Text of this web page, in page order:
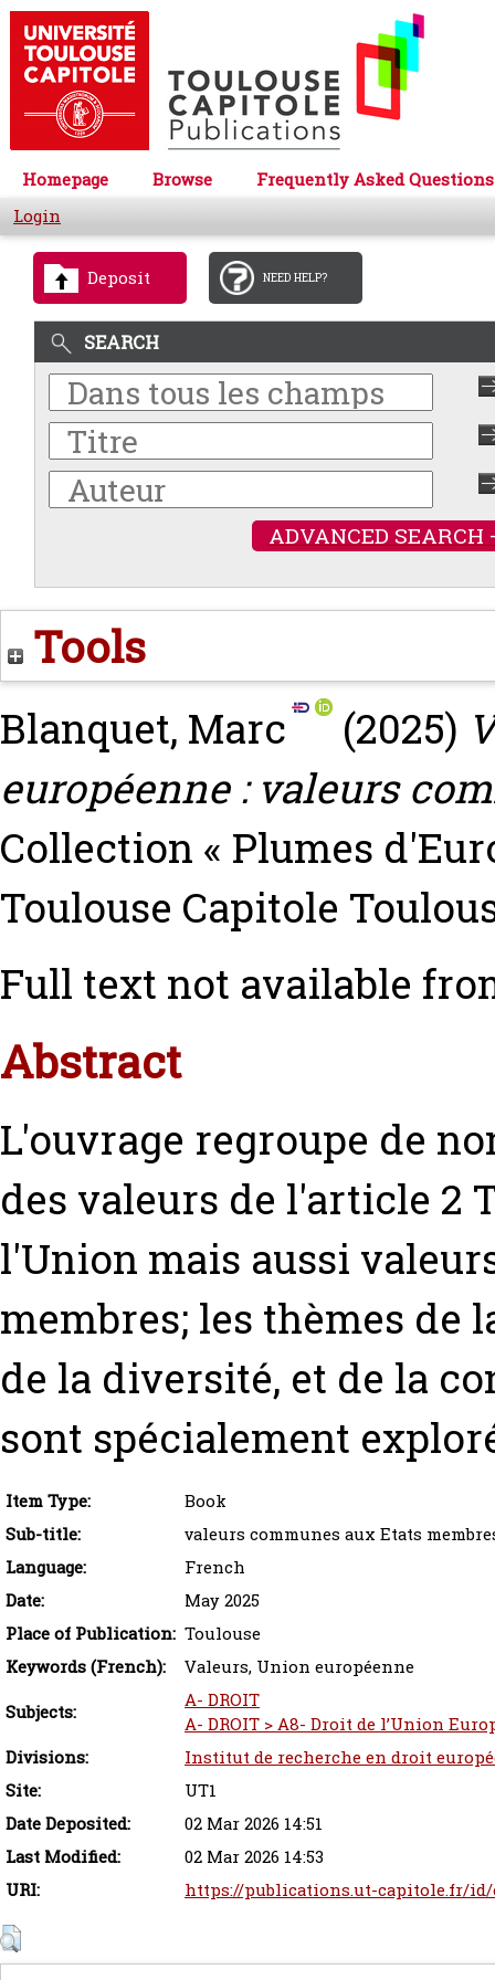
Homepage Browse
Frequently Asked Questions
Login
Deposit NEED HELP?
SEARCH
ADVANCED SEARCH
Tools
Blanquet, Marc (2025)
européenne : valeurs
Collection « Plumes
Toulouse Capitole
Full text not available
Abstract
L'ouvrage regroupe de
des valeurs de l'article 2
l'Union mais aussi
membres; les thèmes de
de la diversité, et de la
sont spécialement
Item Type:
Book
Sub-title:
valeurs communes aux Etats
Language:
French
Date:
May 2025
Place of Publication: Toulouse
Keywords (French):
Valeurs, Union européenne
Subjects:
A- DROIT
A- DROIT > A8- Droit de l’Union
Divisions:
Institut de recherche en droit
Site:
UT1
Date Deposited:
02 Mar 2026 14:51
Last Modified:
02 Mar 2026 14:53
URI:
https://publications.ut-capitole.fr/